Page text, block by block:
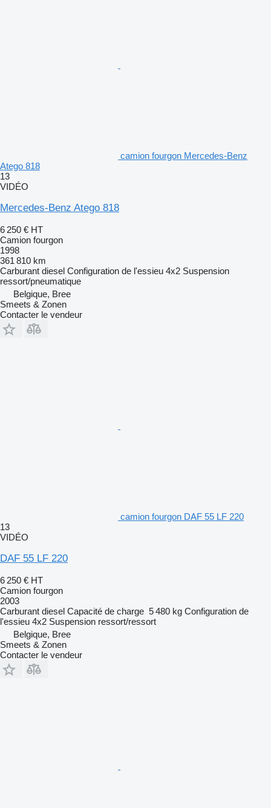
camion fourgon Mercedes-Benz
Atego 818
13
VIDÉO
Mercedes-Benz Atego 818
6 250 € HT
Camion fourgon
1998
361 810 km
Carburant diesel Configuration de l'essieu 4x2 Suspension
ressort/pneumatique
Belgique, Bree
Smeets & Zonen
Contacter le vendeur
camion fourgon DAF 55 LF 220
13
VIDÉO
DAF 55 LF 220
6 250 € HT
Camion fourgon
2003
Carburant diesel Capacité de charge 5 480 kg Configuration de
l'essieu 4x2 Suspension ressort/ressort
Belgique, Bree
Smeets & Zonen
Contacter le vendeur